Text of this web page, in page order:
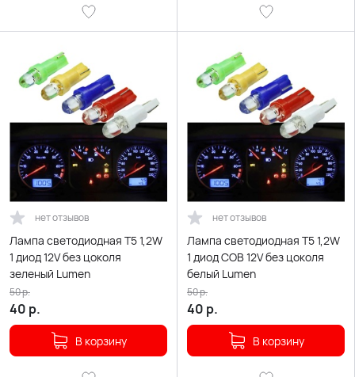
нет отзывов
Лампа светодиодная T5 1,2W
1 диод 12V без цоколя
зеленый Lumen
40 р.
50р.
В корзину
нет отзывов
Лампа светодиодная T5 1,2W
1 диод COB 12V без цоколя
белый Lumen
40 р.
50р.
В корзину